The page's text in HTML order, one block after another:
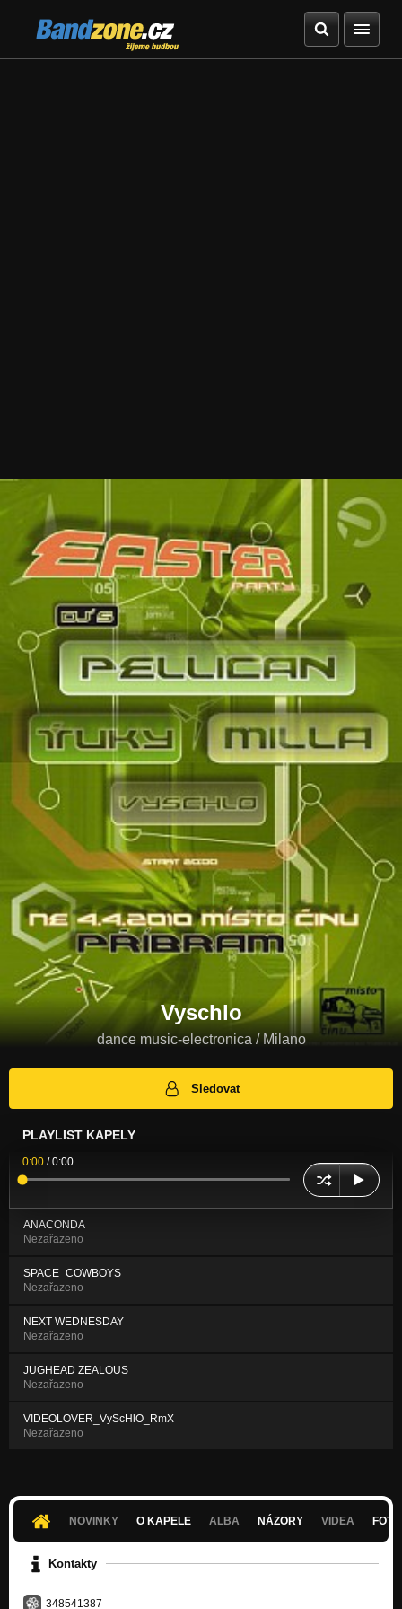
Bandzone.cz
žijeme hudbou
Vyschlo
dance music-electronica / Milano
Sledovat
PLAYLIST KAPELY
0:00 /0:00
ANACONDA
Nezařazeno
SPACE_COWBOYS
Nezařazeno
NEXT WEDNESDAY
Nezařazeno
JUGHEAD ZEALOUS
Nezařazeno
VIDEOLOVER_VyScHlO_RmX
Nezařazeno
NOVINKY O KAPELE ALBA NÁZORY VIDEA
Kontakty
348541387